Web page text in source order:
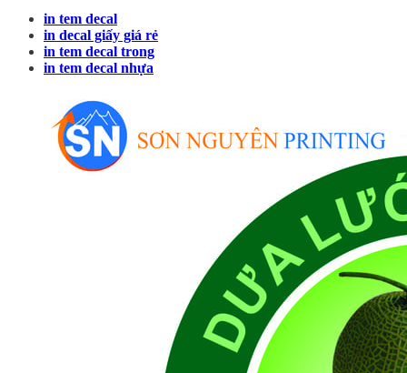
in tem decal
in decal giấy giá rẻ
in tem decal trong
in tem decal nhựa